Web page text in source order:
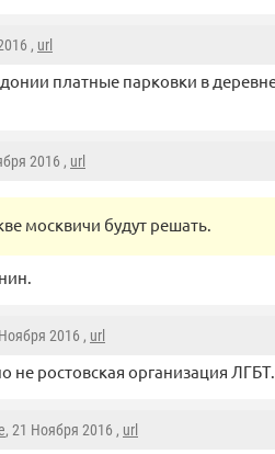
, url
платные парковки в
2016 , url
москвичи будут решать.
2016 , url
не ростовская организация ЛГБТ.
, 21 Ноября 2016 , url